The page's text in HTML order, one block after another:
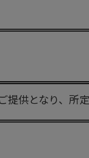
提供となり、所